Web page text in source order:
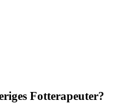
Fotterapeuter?